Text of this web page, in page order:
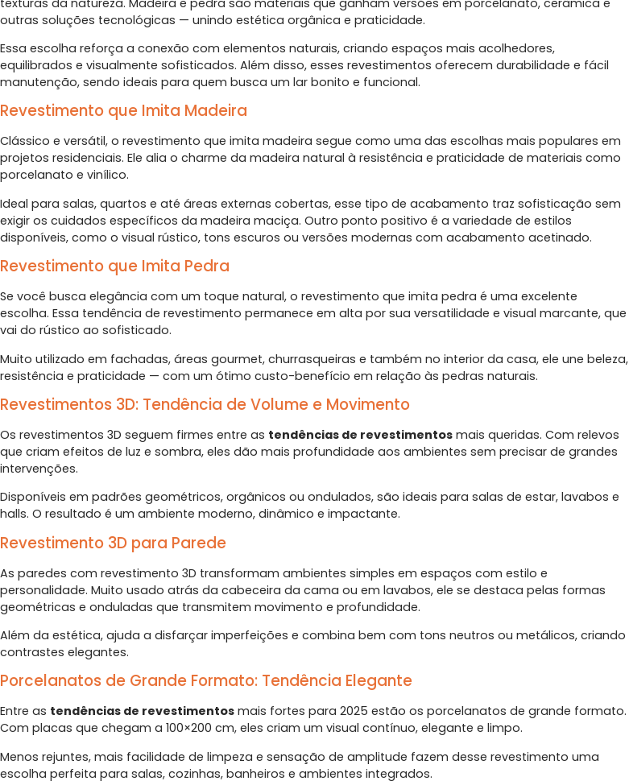
outras soluções tecnológicas — unindo estética orgânica e praticidade.
Essa escolha reforça a conexão com elementos naturais, criando espaços mais acolhedores,
equilibrados e visualmente sofisticados. Além disso, esses revestimentos oferecem durabilidade e fácil
manutenção, sendo ideais para quem busca um lar bonito e funcional.
Revestimento que Imita Madeira
Clássico e versátil, o revestimento que imita madeira segue como uma das escolhas mais populares em
projetos residenciais. Ele alia o charme da madeira natural à resistência e praticidade de materiais como
porcelanato e vinílico.
Ideal para salas, quartos e até áreas externas cobertas, esse tipo de acabamento traz sofisticação sem
exigir os cuidados específicos da madeira maciça. Outro ponto positivo é a variedade de estilos
disponíveis, como o visual rústico, tons escuros ou versões modernas com acabamento acetinado.
Revestimento que Imita Pedra
Se você busca elegância com um toque natural, o revestimento que imita pedra é uma excelente
escolha. Essa tendência de revestimento permanece em alta por sua versatilidade e visual marcante, que
vai do rústico ao sofisticado.
Muito utilizado em fachadas, áreas gourmet, churrasqueiras e também no interior da casa, ele une beleza,
resistência e praticidade — com um ótimo custo-benefício em relação às pedras naturais.
Revestimentos 3D: Tendência de Volume e Movimento
Os revestimentos 3D seguem firmes entre as tendências de revestimentos mais queridas. Com relevos
que criam efeitos de luz e sombra, eles dão mais profundidade aos ambientes sem precisar de grandes
intervenções.
Disponíveis em padrões geométricos, orgânicos ou ondulados, são ideais para salas de estar, lavabos e
halls. O resultado é um ambiente moderno, dinâmico e impactante.
Revestimento 3D para Parede
As paredes com revestimento 3D transformam ambientes simples em espaços com estilo e
personalidade. Muito usado atrás da cabeceira da cama ou em lavabos, ele se destaca pelas formas
geométricas e onduladas que transmitem movimento e profundidade.
Além da estética, ajuda a disfarçar imperfeições e combina bem com tons neutros ou metálicos, criando
contrastes elegantes.
Porcelanatos de Grande Formato: Tendência Elegante
Entre as tendências de revestimentos mais fortes para 2025 estão os porcelanatos de grande formato.
Com placas que chegam a 100×200 cm, eles criam um visual contínuo, elegante e limpo.
Menos rejuntes, mais facilidade de limpeza e sensação de amplitude fazem desse revestimento uma
escolha perfeita para salas, cozinhas, banheiros e ambientes integrados.